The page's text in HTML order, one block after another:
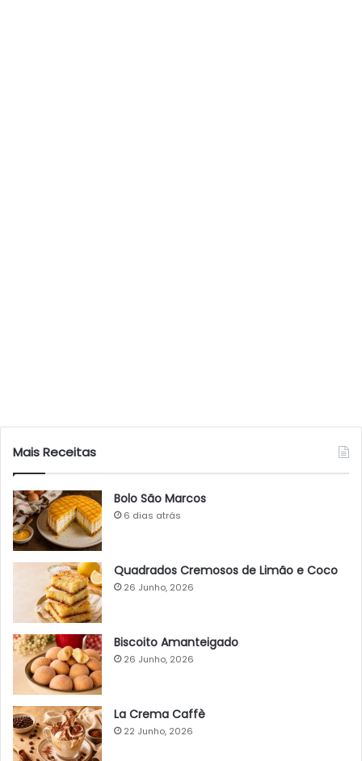
Mais Receitas
Bolo São Marcos
6 dias atrás
Quadrados Cremosos de Limão e Coco
26 Junho, 2026
Biscoito Amanteigado
26 Junho, 2026
La Crema Caffè
22 Junho, 2026